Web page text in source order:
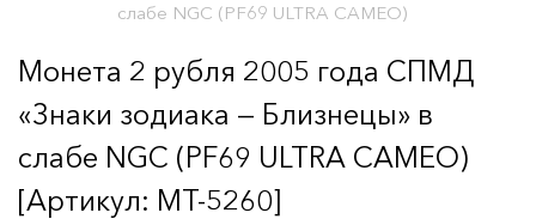
слабе NGC (PF69 ULTRA CAMEO)
Монета 2 рубля 2005 года СПМД
«Знаки зодиака — Близнецы» в
слабе NGC (PF69 ULTRA CAMEO)
[Артикул: MT-5260]